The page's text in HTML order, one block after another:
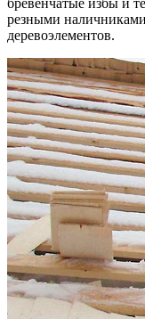
бревенчатые избы и
резными
деревоэлементов.